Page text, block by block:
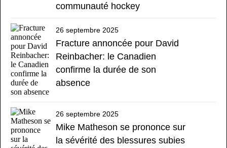
communauté hockey
26 septembre 2025
Fracture annoncée pour David
Reinbacher: le Canadien
confirme la durée de son
absence
26 septembre 2025
Mike Matheson se prononce sur
la sévérité des blessures subies